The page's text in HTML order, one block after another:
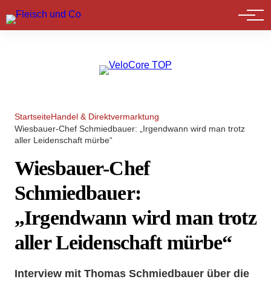
Marktführer
StartseiteHandel & Direktvermarktung
Wiesbauer-Chef Schmiedbauer: „Irgendwann wird man trotz
aller Leidenschaft mürbe“
Wiesbauer-Chef
Schmiedbauer:
„Irgendwann wird man trotz
aller Leidenschaft mürbe“
Interview mit Thomas Schmiedbauer über die